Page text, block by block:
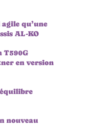
qu’une
AL-KO
T590G
en version
nouveau